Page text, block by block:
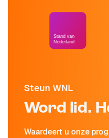
Steun WNL
Word lid.
Waardeert u onze
Stand van
Nederland